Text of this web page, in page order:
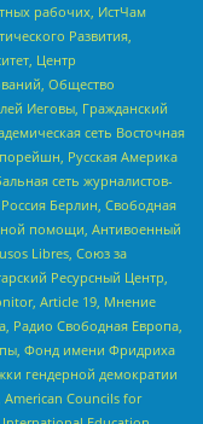
рабочих, ИстЧам
Развития,
Центр
Общество
Иеговы, Гражданский
сеть Восточная
Русская Америка
сеть журналистов-
Берлин, Свободная
помощи, Антивоенный
Libres, Союз за
Ресурсный Центр,
Article 19, Мнение
Радио Свободная Европа,
Фонд имени Фридриха
гендерной демократии
Councils for